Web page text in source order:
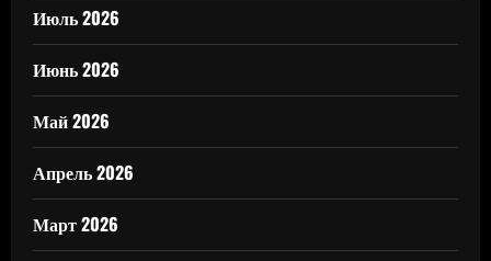
Июль 2026
Июнь 2026
Май 2026
Апрель 2026
Март 2026